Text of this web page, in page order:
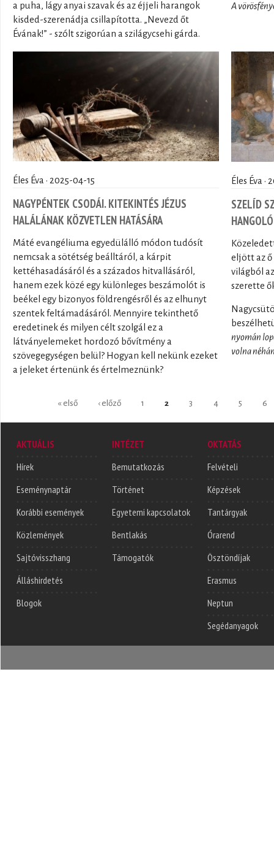
a puha, lágy anyai szavak és az éjjeli harangok
kisded-szerenádja csillapította. „Nevezd őt
Évának!” - szólt szigorúan a szilágycsehi gárda.
A
Éles Éva · 2025-04-15
NAGYPÉNTEK CSODÁI. KITEKINTÉS JÉZUS
HALÁLÁNAK KÖZVETLEN HATÁSÁRA
Máté evangéliuma egyedülálló módon tudósít
nemcsak a sötétség beálltáról, a kárpit
kettéhasadásáról és a százados hitvallásáról,
hanem ezek közé egy különleges beszámolót is
beékel egy bizonyos földrengésről és az elhunyt
szentek feltámadásáról. Mennyire tekinthető
eredetinek és milyen célt szolgál ez a
látványelemeket hordozó bővítmény a
szövegegységen belül? Hogyan kell nekünk ezeket
a jeleket értenünk és értelmeznünk?
Éles Éva ·
SZELÍD
HANGOLÓ
eljött az ő
világból
szerette
nyomán
volna
« első ‹ előző 1 2 3 4 5 6
AKTUÁLIS
Hírek
Eseménynaptár
Korábbi események
Közlemények
Sajtóvisszhang
Álláshirdetés
Blogok
INTÉZET
Bemutatkozás
Történet
Egyetemi kapcsolatok
Bentlakás
Támogatók
OKTATÁS
Felvételi
Képzések
Tantárgyak
Órarend
Ösztöndíjak
Erasmus
Neptun
Segédanyagok